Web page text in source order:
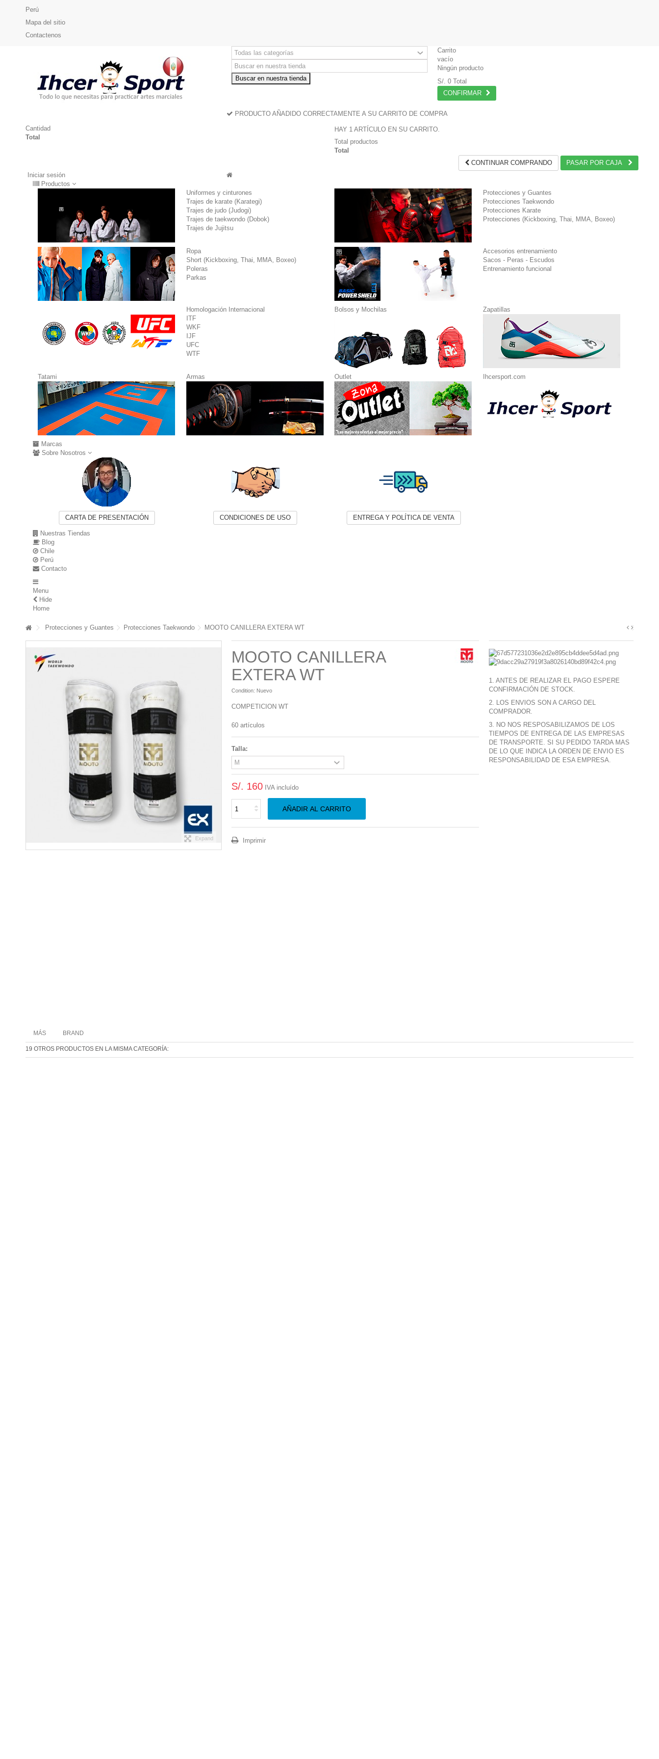
Perú
Mapa del sitio
Contactenos
Buscar en nuestra tienda
Carrito
vacío
Ningún producto
S/. 0 Total
CONFIRMAR
PRODUCTO AÑADIDO CORRECTAMENTE A SU CARRITO DE COMPRA
Cantidad
Total
HAY 1 ARTÍCULO EN SU CARRITO.
Total productos
Total
CONTINUAR COMPRANDO
PASAR POR CAJA
Iniciar sesión
Productos
Uniformes y cinturones
Trajes de karate (Karategi)
Trajes de judo (Judogi)
Trajes de taekwondo (Dobok)
Trajes de Jujitsu
Protecciones y Guantes
Protecciones Taekwondo
Protecciones Karate
Protecciones (Kickboxing, Thai, MMA, Boxeo)
Ropa
Short (Kickboxing, Thai, MMA, Boxeo)
Poleras
Parkas
Accesorios entrenamiento
Sacos - Peras - Escudos
Entrenamiento funcional
Homologación Internacional
ITF
WKF
IJF
UFC
WTF
Bolsos y Mochilas Zapatillas
Tatami Armas Outlet Ihcersport.com
Marcas
Sobre Nosotros
CARTA DE PRESENTACIÓN CONDICIONES DE USO ENTREGA Y POLÍTICA DE VENTA
Nuestras Tiendas
Blog
Chile
Perú
Contacto
Menu
Hide
Home
Protecciones y Guantes Protecciones Taekwondo MOOTO CANILLERA EXTERA WT
Expand
MOOTO CANILLERA
EXTERA WT
Condition: Nuevo
COMPETICION WT
60 artículos
Talla:
S/. 160 IVA incluído
AÑADIR AL CARRITO
Imprimir
1. ANTES DE REALIZAR EL PAGO ESPERE
CONFIRMACIÓN DE STOCK.
2. LOS ENVIOS SON A CARGO DEL
COMPRADOR.
3. NO NOS RESPOSABILIZAMOS DE LOS
TIEMPOS DE ENTREGA DE LAS EMPRESAS
DE TRANSPORTE. SI SU PEDIDO TARDA MAS
DE LO QUE INDICA LA ORDEN DE ENVIO ES
RESPONSABILIDAD DE ESA EMPRESA.
MÁS BRAND
19 OTROS PRODUCTOS EN LA MISMA CATEGORÍA: